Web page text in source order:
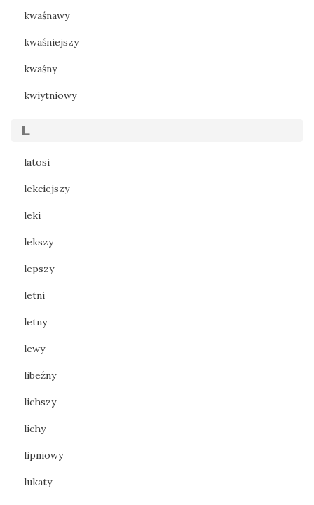
kwaśnawy
kwaśniejszy
kwaśny
kwiytniowy
L
latosi
lekciejszy
leki
lekszy
lepszy
letni
letny
lewy
libeźny
lichszy
lichy
lipniowy
lukaty